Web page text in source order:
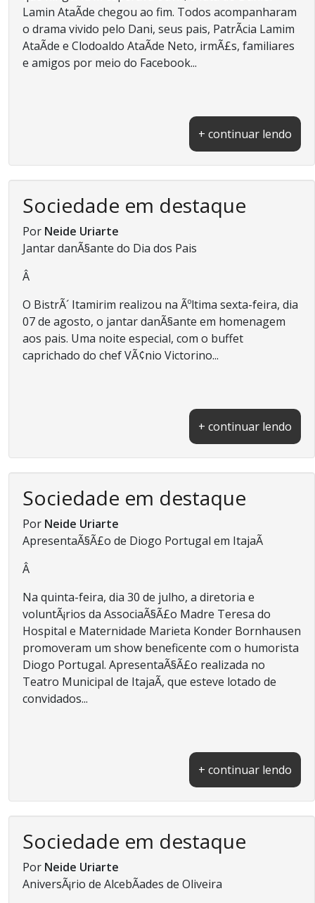
Lamin AtaÃ­de chegou ao fim. Todos acompanharam
o drama vivido pelo Dani, seus pais, PatrÃ­cia Lamim
AtaÃ­de e Clodoaldo AtaÃ­de Neto, irmÃ£s, familiares
e amigos por meio do Facebook...
+ continuar lendo
Sociedade em destaque
Por Neide Uriarte
Jantar danÃ§ante do Dia dos Pais
Â
O BistrÃ´ Itamirim realizou na Ãºltima sexta-feira, dia
07 de agosto, o jantar danÃ§ante em homenagem
aos pais. Uma noite especial, com o buffet
caprichado do chef VÃ¢nio Victorino...
+ continuar lendo
Sociedade em destaque
Por Neide Uriarte
ApresentaÃ§Ã£o de Diogo Portugal em ItajaÃ­
Â
Na quinta-feira, dia 30 de julho, a diretoria e
voluntÃ¡rios da AssociaÃ§Ã£o Madre Teresa do
Hospital e Maternidade Marieta Konder Bornhausen
promoveram um show beneficente com o humorista
Diogo Portugal. ApresentaÃ§Ã£o realizada no
Teatro Municipal de ItajaÃ­, que esteve lotado de
convidados...
+ continuar lendo
Sociedade em destaque
Por Neide Uriarte
AniversÃ¡rio de AlcebÃ­ades de Oliveira